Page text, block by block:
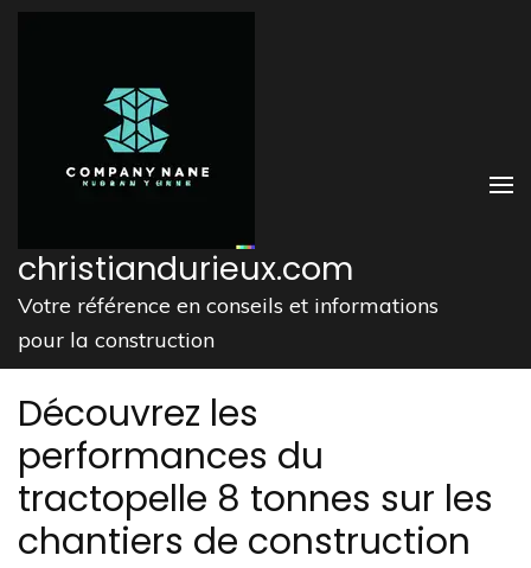
Aller
christiandurieux.com
Votre référence en conseils et informations
pour la construction
Découvrez les
performances du
tractopelle 8 tonnes sur les
chantiers de construction